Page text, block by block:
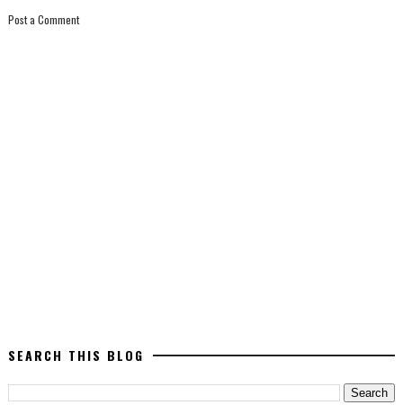
Post a Comment
SEARCH THIS BLOG